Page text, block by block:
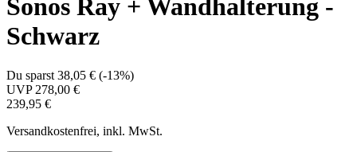
Sonos Ray + Wandhalterung -
Schwarz
Du sparst 38,05 € (-13%)
UVP 278,00 €
239,95 €
Versandkostenfrei, inkl. MwSt.